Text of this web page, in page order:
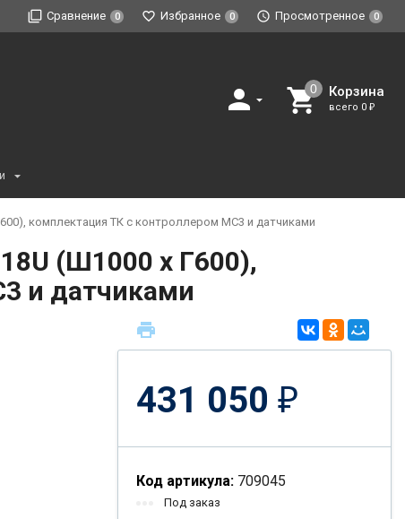
Сравнение 0 Избранное 0 Просмотренное 0
Корзина
всего 0 ₽
комплектация ТК с контроллером MC3 и датчиками
(Ш1000 х Г600),
и датчиками
431 050 ₽
Код артикула: 709045
Под заказ